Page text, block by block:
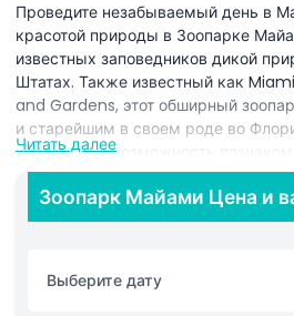
Проведите незабываемый день в
красотой природы в Зоопарке
известных заповедников дикой
Штатах. Также известный как
and Gardens, этот обширный
и старейшим в своем роде во
уникальную возможность
флорой и фауной мира.
экспозициям зоопарка, вы
животных, представляющих более
посвящён сохранению и защите
заботе находится более 40
Читать далее
Зоопарк Майами Цена и
Выберите дату